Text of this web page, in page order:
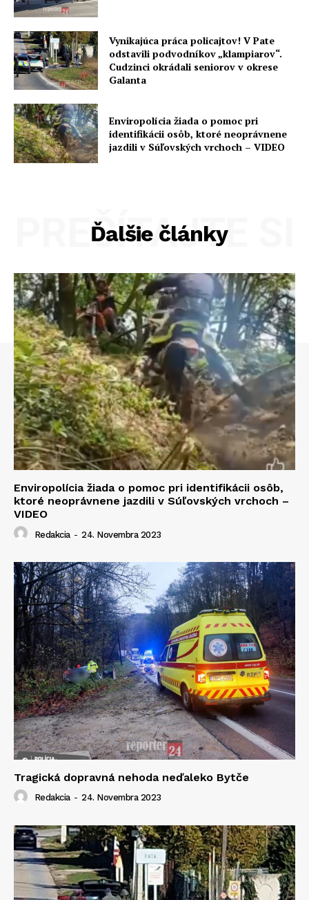
Vynikajúca práca policajtov! V Pate
odstavili podvodníkov „klampiarov“.
Cudzinci okrádali seniorov v okrese
Galanta
Enviropolícia žiada o pomoc pri
identifikácii osôb, ktoré neoprávnene
jazdili v Súľovských vrchoch – VIDEO
Ďalšie články
PREČÍTAJTE SI
Enviropolícia žiada o pomoc pri identifikácii osôb,
ktoré neoprávnene jazdili v Súľovských vrchoch –
VIDEO
Redakcia - 24. Novembra 2023
Tragická dopravná nehoda neďaleko Bytče
Redakcia - 24. Novembra 2023